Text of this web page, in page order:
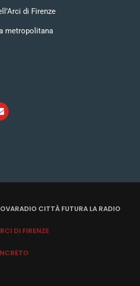
di Firenze
metropolitana
CITTÀ FUTURA LA RADIO
DI FIRENZE